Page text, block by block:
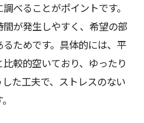
べることがポイントです。
が発生しやすく、希望の部
ためです。具体的には、平
較的空いており、ゆったり
た工夫で、ストレスのない